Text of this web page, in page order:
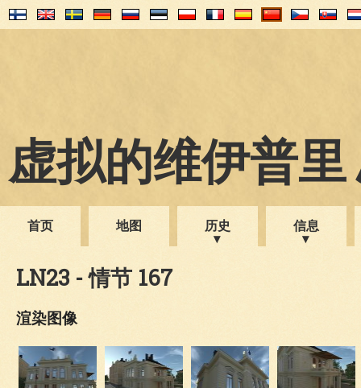
虚拟的维伊普里
首页 地图 历史 信息
LN23 - 情节 167
渲染图像